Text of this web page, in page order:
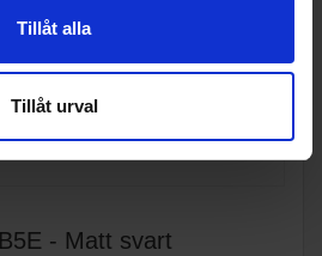
Tillåt alla
Tillåt urval
- Matt svart